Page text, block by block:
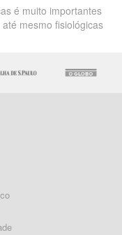
é muito importantes
mesmo fisiológicas